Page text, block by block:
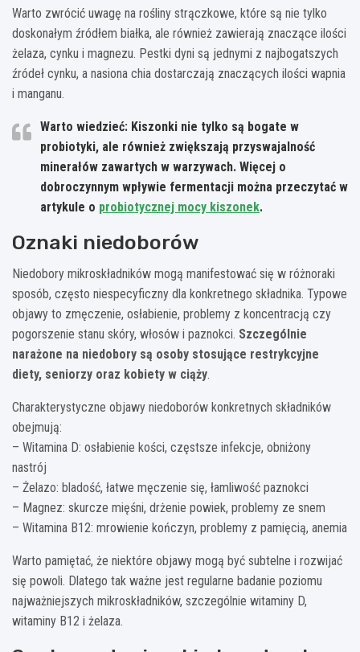
Warto zwrócić uwagę na rośliny strączkowe, które są nie tylko
doskonałym źródłem białka, ale również zawierają znaczące ilości
żelaza, cynku i magnezu. Pestki dyni są jednymi z najbogatszych
źródeł cynku, a nasiona chia dostarczają znaczących ilości wapnia
i manganu.
Warto wiedzieć: Kiszonki nie tylko są bogate w
probiotyki, ale również zwiększają przyswajalność
minerałów zawartych w warzywach. Więcej o
dobroczynnym wpływie fermentacji można przeczytać w
artykule o probiotycznej mocy kiszonek.
Oznaki niedoborów
Niedobory mikroskładników mogą manifestować się w różnoraki
sposób, często niespecyficzny dla konkretnego składnika. Typowe
objawy to zmęczenie, osłabienie, problemy z koncentracją czy
pogorszenie stanu skóry, włosów i paznokci. Szczególnie
narażone na niedobory są osoby stosujące restrykcyjne
diety, seniorzy oraz kobiety w ciąży.
Charakterystyczne objawy niedoborów konkretnych składników
obejmują:
– Witamina D: osłabienie kości, częstsze infekcje, obniżony
nastrój
– Żelazo: bladość, łatwe męczenie się, łamliwość paznokci
– Magnez: skurcze mięśni, drżenie powiek, problemy ze snem
– Witamina B12: mrowienie kończyn, problemy z pamięcią, anemia
Warto pamiętać, że niektóre objawy mogą być subtelne i rozwijać
się powoli. Dlatego tak ważne jest regularne badanie poziomu
najważniejszych mikroskładników, szczególnie witaminy D,
witaminy B12 i żelaza.